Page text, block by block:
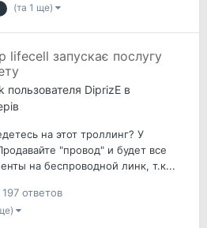
(та 1 ще)
lifecell запускає послугу
пользователя DiprizE в
на этот троллинг? У
"провод" и будет все
на беспроводной линк, т.к...
197 ответов